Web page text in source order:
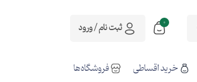
0 ثبت نام / ورود
خرید اقساطی فروشگاه‌ها